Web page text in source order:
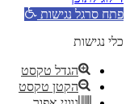
פתח סרגל נגישות
כלי נגישות
הגדל טקסט
הקטן טקסט